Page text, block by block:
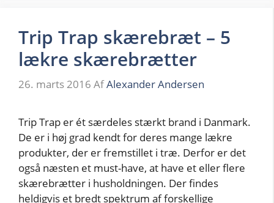
Trip Trap skærebræt – 5
lækre skærebrætter
26. marts 2016 AfAlexander Andersen
Trip Trap er ét særdeles stærkt brand i Danmark.
De er i høj grad kendt for deres mange lækre
produkter, der er fremstillet i træ. Derfor er det
også næsten et must-have, at have et eller flere
skærebrætter i husholdningen. Der findes
heldigvis et bredt spektrum af forskellige